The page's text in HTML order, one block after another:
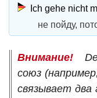
Ich gehe nicht
не пойду,
союз
связывает два